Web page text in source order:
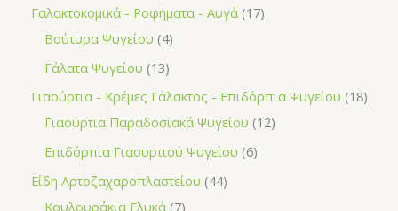
Γαλακτοκομικά - Ροφήματα - Αυγά 17
Βούτυρα Ψυγείου 4
Γάλατα Ψυγείου 13
Γιαούρτια - Κρέμες Γάλακτος - Επιδόρπια Ψυγείου 18
Γιαούρτια Παραδοσιακά Ψυγείου 12
Επιδόρπια Γιαουρτιού Ψυγείου 6
Είδη Αρτοζαχαροπλαστείου 44
Κουλουράκια Γλυκά 7